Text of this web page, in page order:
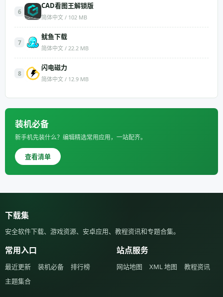
6
CAD看图王解锁版
简体中文 / 102 MB
7
​鱿鱼下载
简体中文 / 22.2 MB
8
闪电磁力
简体中文 / 12.9 MB
装机必备
新手机先装什么？编辑精选常用应用，一站配齐。
查看清单
下载集
安全软件下载、游戏资源、安卓应用、教程资讯和专题合集。
常用入口
最近更新 装机必备
排行榜
主题集合
站点服务
网站地图 XML 地图 教程资讯